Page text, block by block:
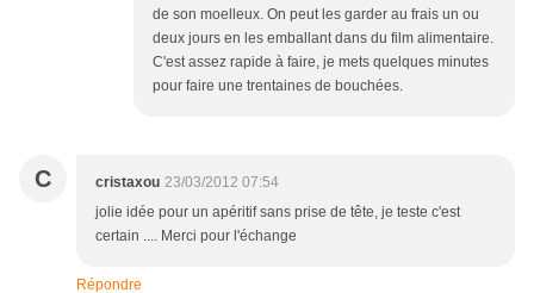
de son moelleux. On peut les garder au frais un ou
deux jours en les emballant dans du film alimentaire.
C'est assez rapide à faire, je mets quelques minutes
pour faire une trentaines de bouchées.
C cristaxou 23/03/2012 07:54
jolie idée pour un apéritif sans prise de tête, je teste c'est
certain .... Merci pour l'échange
Répondre